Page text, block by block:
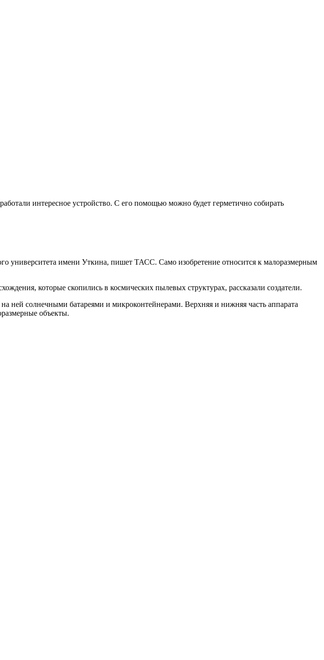
интересное устройство. С его помощью можно будет герметично собирать
университета имени Уткина, пишет ТАСС. Само изобретение относится к малоразмерным
которые скопились в космических пылевых структурах, рассказали создатели.
ней солнечными батареями и микроконтейнерами. Верхняя и нижняя часть аппарата
объекты.